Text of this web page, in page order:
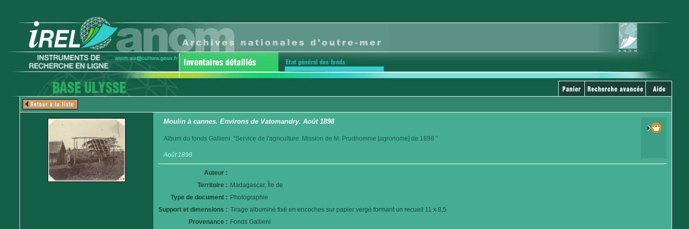
Moulin à cannes. Environs de Vatomandry. Août 1898
Album du fonds Gallieni. "Service de l'agriculture. Mission de M. Prudhomme [agronome] de 1898 "
Août 1898
Auteur :
Territoire : Madagascar, Île de
Type de document : Photographie
Support et dimensions : Tirage albuminé fixé en encoches sur papier vergé formant un recueil 11 x 8,5
Provenance : Fonds Gallieni